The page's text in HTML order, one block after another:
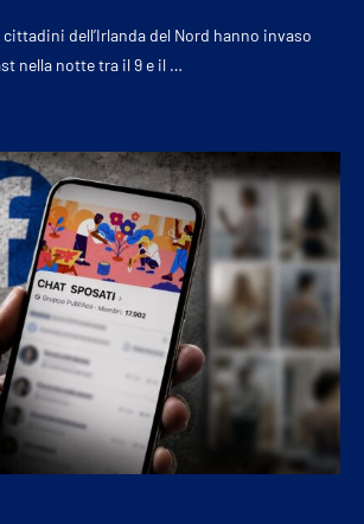
dell’Irlanda del Nord hanno invaso
nella notte tra il 9 e il …